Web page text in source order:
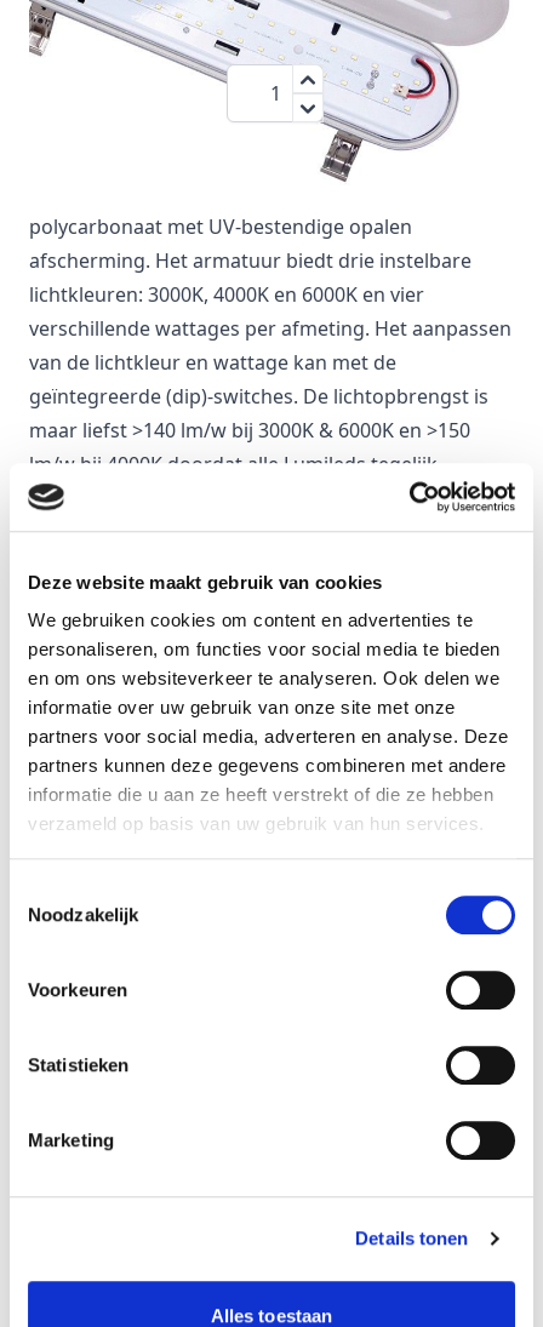
Deze website maakt gebruik van cookies
We gebruiken cookies om content en advertenties te
personaliseren, om functies voor social media te bieden
en om ons websiteverkeer te analyseren. Ook delen we
informatie over uw gebruik van onze site met onze
partners voor social media, adverteren en analyse. Deze
partners kunnen deze gegevens combineren met andere
informatie die u aan ze heeft verstrekt of die ze hebben
verzameld op basis van uw gebruik van hun services.
Noodzakelijk
Voorkeuren
Statistieken
Marketing
Details tonen
Alles toestaan
€ 69,95 Aantal
De 3CCT led batten met heeft een robuuste
polycarbonaat met UV-bestendige opalen
afscherming. Het armatuur biedt drie instelbare
lichtkleuren: 3000K, 4000K en 6000K en vier
verschillende wattages per afmeting. Het aanpassen
van de lichtkleur en wattage kan met de
geïntegreerde (dip)-switches. De lichtopbrengst is
maar liefst >140 lm/w bij 3000K & 6000K en >150
lm/w bij 4000K doordat alle Lumileds tegelijk
branden. De led batten is uitgerust met RVS clips en
kan eenvoudig worden geïnstalleerd met de
mogelijk dankzij de meegeleverde haken en het
interne 4-voudige aansluitblok zorgt ervoor dat het
armatuur intern kan worden doorgekoppeld.
Kabeluitvoer kan door de blindstop uit de wartel te
verwijderen. Het armatuur is beschikbaar in twee
uitvoeringen: standaard en nood. De noodvariant is
voorzien van een duurzaam LifePO4 accupack met
een autonomie van 3 uur 5W 700Lm.
Reference51134
220 V
Wattage:
Lumen op lichtnet: